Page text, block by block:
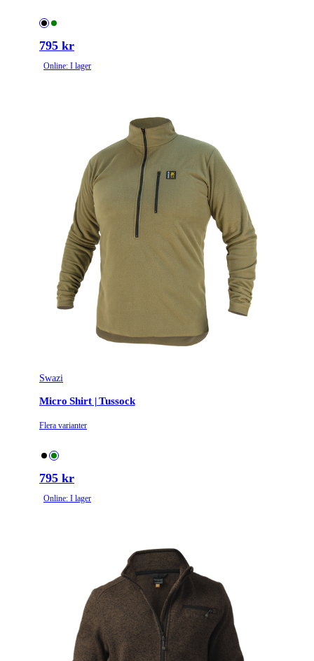
795 kr
Online: I lager
Swazi
Micro Shirt | Tussock
Flera varianter
795 kr
Online: I lager